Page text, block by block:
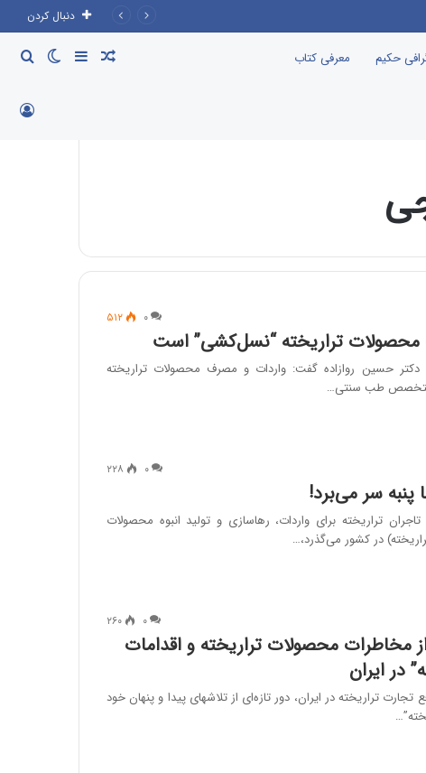
دنبال کردن
حکیم معرفی کتاب تغییر
پوسته
سایدبار نوشته
۰ ۵۱۲
تراریخته “نسل‌کشی” است
دکتر حسین روازاده گفت: واردات و مصرف محصولات تراریخته
طب سنتی…
۰ ۲۲۸
پنبه سر می‌برد!
تراریخته برای واردات، رهاسازی و تولید انبوه محصولات
در کشور می‌گذرد،…
۰ ۲۶۰
مخاطرات محصولات تراریخته و اقدامات
در ایران
تراریخته در ایران، دور تازه‌ای از تلاشهای پیدا و پنهان خود